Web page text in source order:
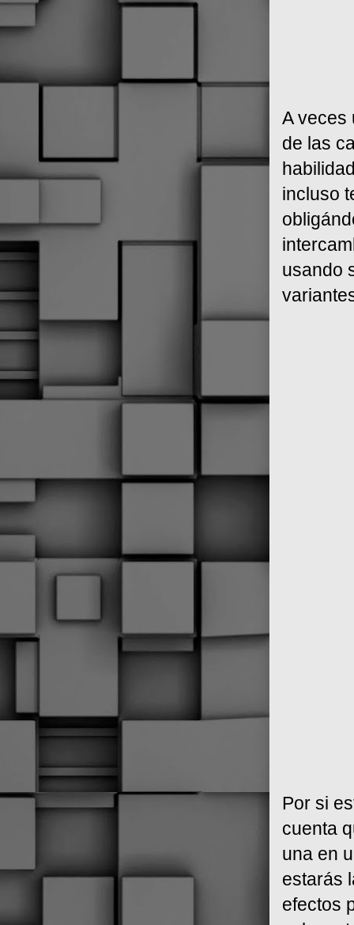
A veces
de las
incluso
usando
Por si
cuenta
una en
estarás
efectos